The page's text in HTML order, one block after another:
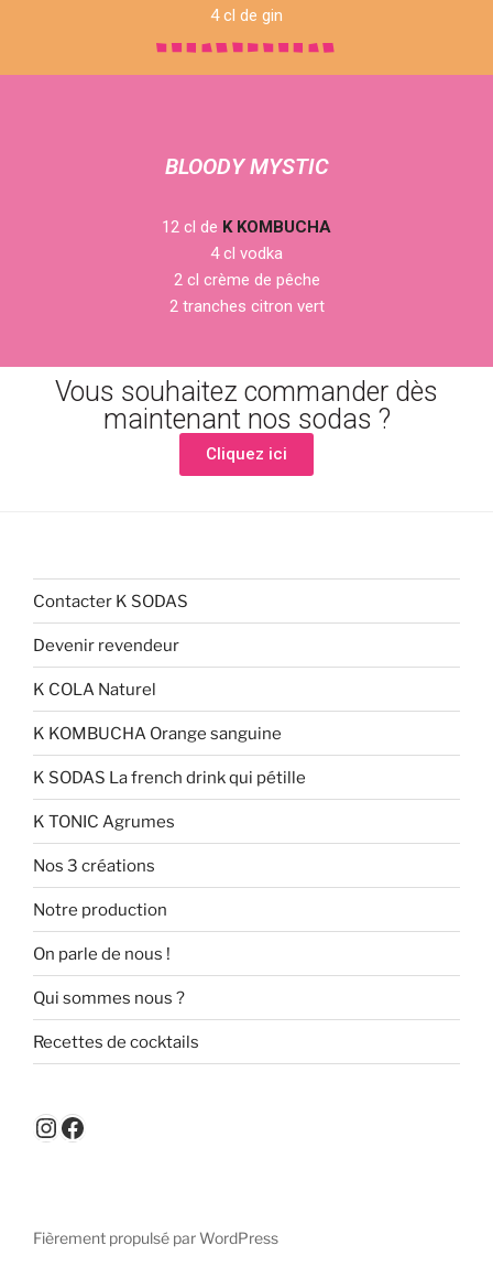
4 cl de gin
BLOODY MYSTIC
12 cl de K KOMBUCHA
4 cl vodka
2 cl crème de pêche
2 tranches citron vert
Vous souhaitez commander dès
maintenant nos sodas ?
Cliquez ici
Contacter K SODAS
Devenir revendeur
K COLA Naturel
K KOMBUCHA Orange sanguine
K SODAS La french drink qui pétille
K TONIC Agrumes
Nos 3 créations
Notre production
On parle de nous !
Qui sommes nous ?
Recettes de cocktails
Fièrement propulsé par WordPress